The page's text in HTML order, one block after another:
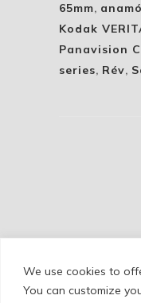
We use cookies to
You can customize
65mm,
Kodak
Panavision
series, Rév,
Cookie Policy/